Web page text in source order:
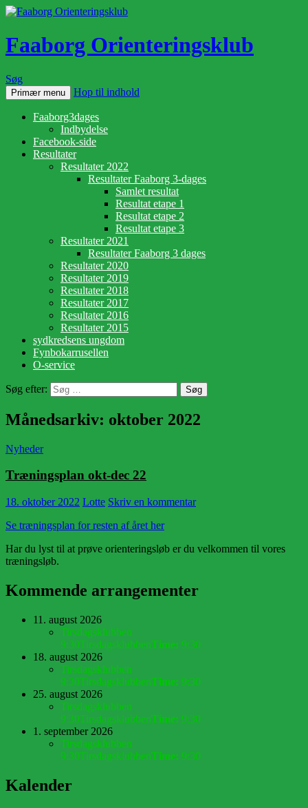
Faaborg Orienteringsklub
Søg
Primær menu Hop til indhold
Faaborg3dages
Indbydelse
Facebook-side
Resultater
Resultater 2022
Resultater Faaborg 3-dages
Samlet resultat
Resultat etape 1
Resultat etape 2
Resultat etape 3
Resultater 2021
Resultater Faaborg 3 dages
Resultater 2020
Resultater 2019
Resultater 2018
Resultater 2017
Resultater 2016
Resultater 2015
sydkredsens ungdom
Fynbokarrusellen
O-service
Søg efter:
Månedsarkiv: oktober 2022
Nyheder
Træningsplan okt-dec 22
18. oktober 2022 Lotte Skriv en kommentar
Se træningsplan for resten af året her
Har du lyst til at prøve orienteringsløb er du velkommen til vores
træningsløb.
Kommende arrangementer
11. august 2026
Tirsdagsklubben
9:30TirsdagsklubbenTime: 9:30
18. august 2026
Tirsdagsklubben
9:30TirsdagsklubbenTime: 9:30
25. august 2026
Tirsdagsklubben
9:30TirsdagsklubbenTime: 9:30
1. september 2026
Tirsdagsklubben
9:30TirsdagsklubbenTime: 9:30
Kalender